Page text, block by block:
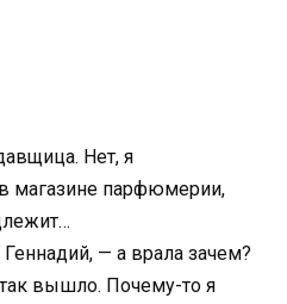
Нет, я
магазине парфюмерии,
— а врала зачем?
вышло. Почему-то я